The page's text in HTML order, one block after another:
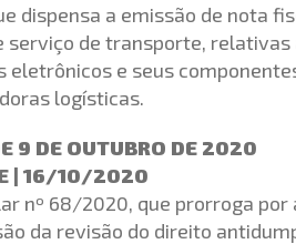
dispensa a emissão de nota
serviço de transporte,
eletrônicos e seus
logísticas.
9 DE OUTUBRO DE 2020
| 16/10/2020
nº 68/2020, que prorroga
da revisão do direito